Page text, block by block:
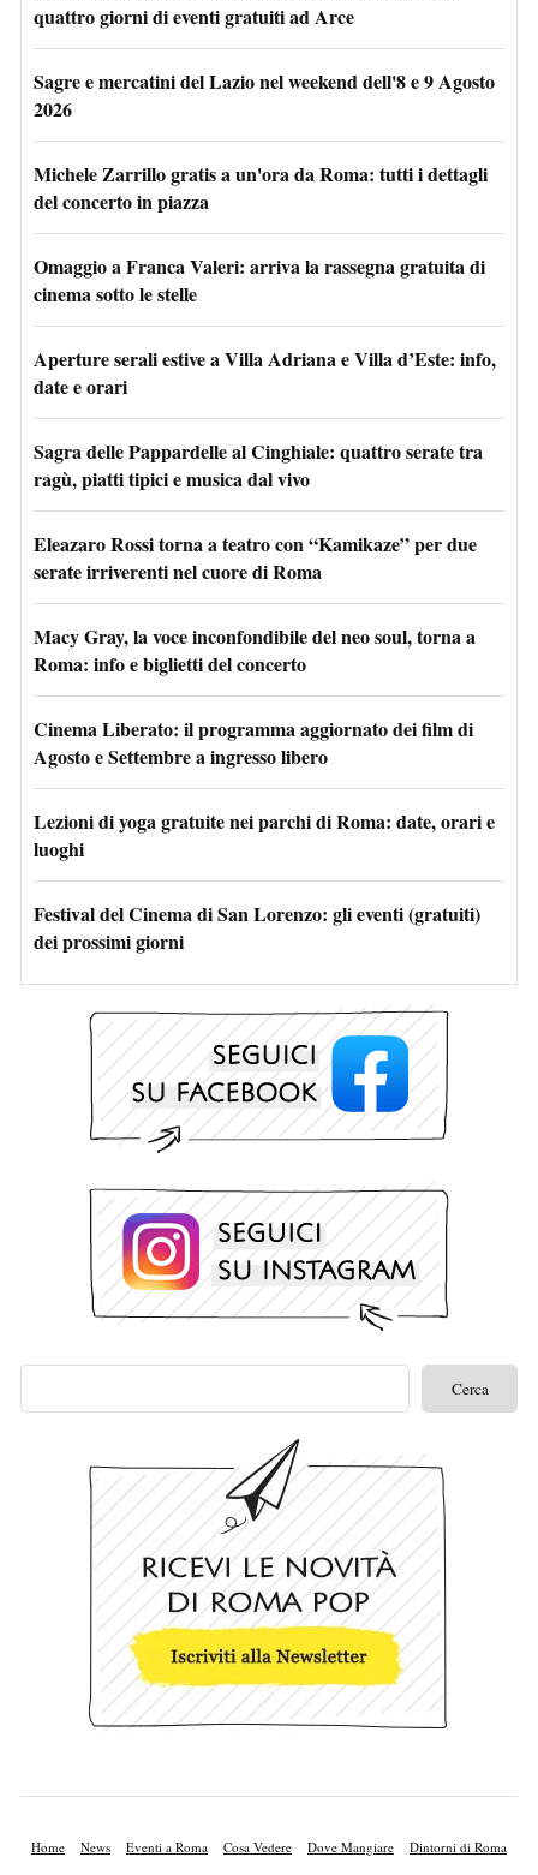
quattro giorni di eventi gratuiti ad Arce
Sagre e mercatini del Lazio nel weekend dell'8 e 9 Agosto
2026
Michele Zarrillo gratis a un'ora da Roma: tutti i dettagli
del concerto in piazza
Omaggio a Franca Valeri: arriva la rassegna gratuita di
cinema sotto le stelle
Aperture serali estive a Villa Adriana e Villa d’Este: info,
date e orari
Sagra delle Pappardelle al Cinghiale: quattro serate tra
ragù, piatti tipici e musica dal vivo
Eleazaro Rossi torna a teatro con “Kamikaze” per due
serate irriverenti nel cuore di Roma
Macy Gray, la voce inconfondibile del neo soul, torna a
Roma: info e biglietti del concerto
Cinema Liberato: il programma aggiornato dei film di
Agosto e Settembre a ingresso libero
Lezioni di yoga gratuite nei parchi di Roma: date, orari e
luoghi
Festival del Cinema di San Lorenzo: gli eventi (gratuiti)
dei prossimi giorni
Home News Eventi a Roma Cosa Vedere Dove Mangiare Dintorni di Roma